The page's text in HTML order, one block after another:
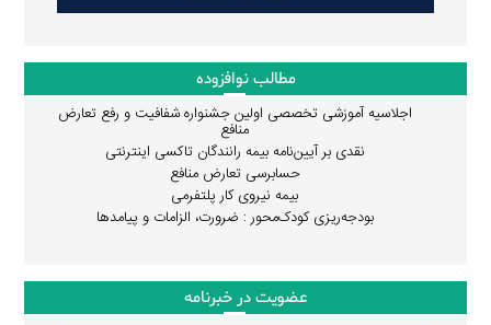
مطالب نوافزوده
اجلاسیه آموزشی تخصصی اولین جشنواره شفافیت و رفع تعارض
منافع
نقدی بر آیین‌نامه بیمه رانندگان تاکسی اینترنتی
حسابرسی تعارض منافع
بیمه نیروی کار پلتفرمی
بودجه‌ریزی کودک‌محور : ضرورت، الزامات و پیامدها
عضویت در خبرنامه